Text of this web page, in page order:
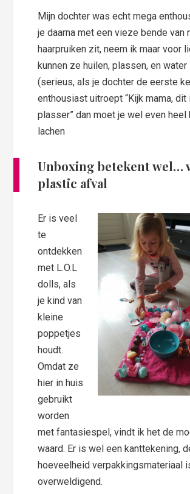
Mijn dochter was echt mega
je daarna met een vieze bende van
haarpruiken zit, neem ik maar voor
kunnen ze huilen, plassen, en
(serieus, als je dochter de eerste
enthousiast uitroept “Kijk mama, dit
plasser” dan moet je wel even heel
lachen
Unboxing betekent wel…
plastic afval
Er is veel
te
ontdekken
met L.O.L
dolls, als
je kind van
kleine
poppetjes
houdt.
Omdat ze
hier in huis
gebruikt
worden
met fantasiespel, vindt ik het de
waard. Er is wel een kanttekening,
hoeveelheid verpakkingsmateriaal
overweldigend.